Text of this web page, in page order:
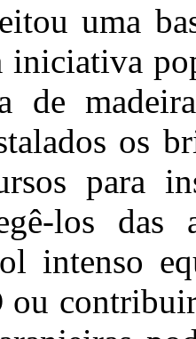
uma
iniciativa
de
os
para
los
intenso